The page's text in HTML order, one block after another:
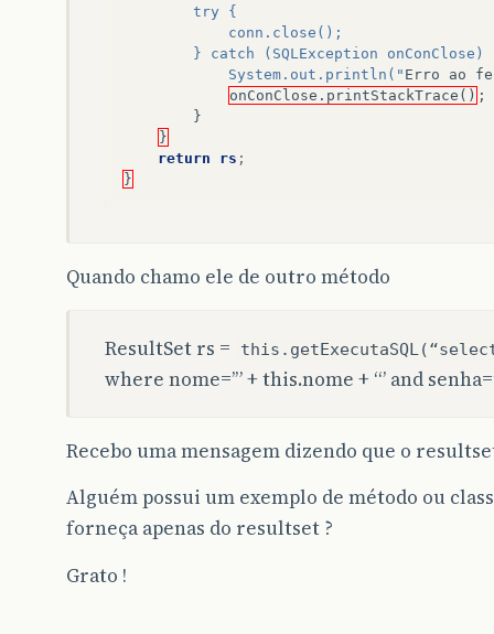
		try {
			conn.close();
} catch (SQLException onConClose)
			System.out.println("
Erro ao
onConClose.printStackTrace() ;
}
}
return
rs ;
}
Quando chamo ele de outro método
ResultSet rs =
where nome=’” + this.nome + “’ and
Recebo uma mensagem dizendo que o
Alguém possui um exemplo de método ou
forneça apenas do resultset ?
Grato !